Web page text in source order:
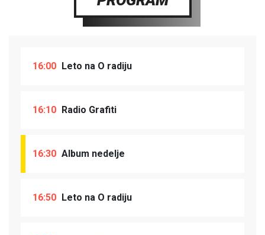
16:00 Leto na O radiju
16:10 Radio Grafiti
16:30 Album nedelje
16:50 Leto na O radiju